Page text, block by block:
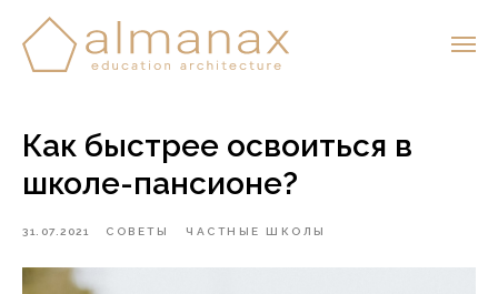
Как быстрее освоиться в
школе-пансионе?
31.07.2021 СОВЕТЫ ЧАСТНЫЕ ШКОЛЫ